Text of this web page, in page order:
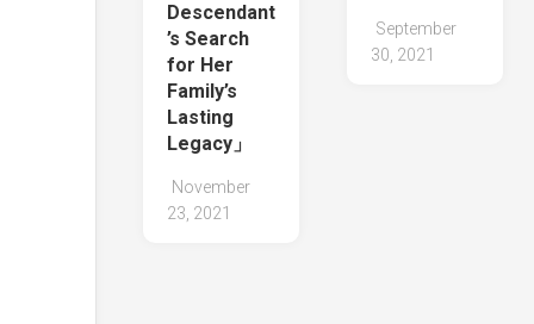
Descendant
’s Search
for Her
Family’s
Lasting
Legacy」
November
23, 2021
September
30, 2021